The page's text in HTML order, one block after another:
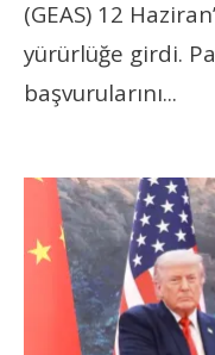
(GEAS) 12
yürürlüğe girdi.
başvurularını...